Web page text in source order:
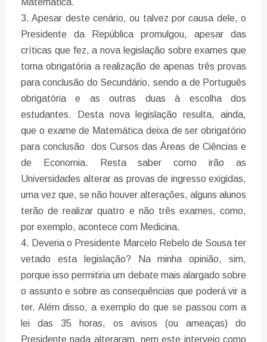
Matemática.
3. Apesar deste cenário, ou talvez por causa dele, o
Presidente da República promulgou, apesar das
críticas que fez, a nova legislação sobre exames que
torna obrigatória a realização de apenas três provas
para conclusão do Secundário, sendo a de Português
obrigatória e as outras duas à escolha dos
estudantes. Desta nova legislação resulta, ainda,
que o exame de Matemática deixa de ser obrigatório
para conclusão dos Cursos das Áreas de Ciências e
de Economia. Resta saber como irão as
Universidades alterar as provas de ingresso exigidas,
uma vez que, se não houver alterações, alguns alunos
terão de realizar quatro e não três exames, como,
por exemplo, acontece com Medicina.
4. Deveria o Presidente Marcelo Rebelo de Sousa ter
vetado esta legislação? Na minha opinião, sim,
porque isso permitiria um debate mais alargado sobre
o assunto e sobre as consequências que poderá vir a
ter. Além disso, a exemplo do que se passou com a
lei das 35 horas, os avisos (ou ameaças) do
Presidente nada alteraram, nem este interveio como